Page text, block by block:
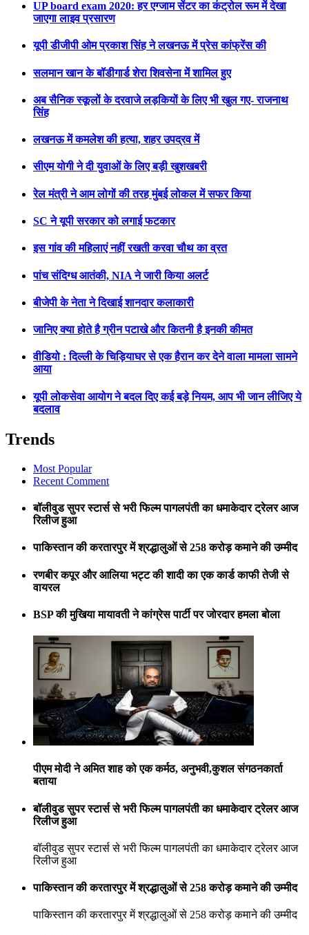
UP board exam 2020: हर एग्जाम सेंटर का कंट्रोल रूम में देखा
जाएगा लाइव प्रसारण
यूपी डीजीपी ओम प्रकाश सिंह ने लखनऊ में प्रेस कांफ्रेंस की
सलमान खान के बॉडीगार्ड शेरा शिवसेना में शामिल हुए
अब सैनिक स्कूलों के दरवाजे लड़कियों के लिए भी खुल गए- राजनाथ
सिंह
लखनऊ में कमलेश की हत्या, शहर उपद्रव में
सीएम योगी ने दी युवाओं के लिए बड़ी खुशखबरी
रेल मंत्री ने आम लोगों की तरह मुंबई लोकल में सफर किया
SC ने यूपी सरकार को लगाई फटकार
इस गांव की महिलाएं नहीं रखती करवा चौथ का व्रत
पांच संदिग्ध आतंकी, NIA ने जारी किया अलर्ट
बीजेपी के नेता ने दिखाई शानदार कलाकारी
जानिए क्या होते है ग्रीन पटाखे और कितनी है इनकी कीमत
वीडियो : दिल्ली के चिड़ियाघर से एक हैरान कर देने वाला मामला सामने
आया
यूपी लोकसेवा आयोग ने बदल दिए कई बड़े नियम, आप भी जान लीजिए ये
बदलाव
Trends
Most Popular
Recent Comment
बॉलीवुड सुपर स्टार्स से भरी फिल्म पागलपंती का धमाकेदार ट्रेलर आज
रिलीज हुआ
पाकिस्तान की करतारपुर में श्रद्धालुओं से 258 करोड़ कमाने की उम्मीद
रणबीर कपूर और आलिया भट्ट की शादी का एक कार्ड काफी तेजी से
वायरल
BSP की मुखिया मायावती ने कांग्रेस पार्टी पर जोरदार हमला बोला
पीएम मोदी ने अमित शाह को एक कर्मठ, अनुभवी,कुशल संगठनकार्ता
बताया
बॉलीवुड सुपर स्टार्स से भरी फिल्म पागलपंती का धमाकेदार ट्रेलर आज
रिलीज हुआ
बॉलीवुड सुपर स्टार्स से भरी फिल्म पागलपंती का धमाकेदार ट्रेलर आज
रिलीज हुआ
पाकिस्तान की करतारपुर में श्रद्धालुओं से 258 करोड़ कमाने की उम्मीद
पाकिस्तान की करतारपुर में श्रद्धालुओं से 258 करोड़ कमाने की उम्मीद